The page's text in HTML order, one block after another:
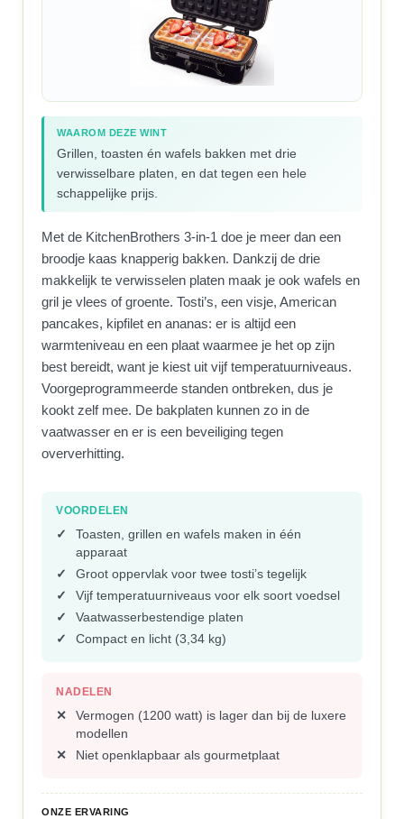
WAAROM DEZE WINT
Grillen, toasten én wafels bakken met drie
verwisselbare platen, en dat tegen een hele
schappelijke prijs.
Met de KitchenBrothers 3-in-1 doe je meer dan een
broodje kaas knapperig bakken. Dankzij de drie
makkelijk te verwisselen platen maak je ook wafels en
gril je vlees of groente. Tosti’s, een visje, American
pancakes, kipfilet en ananas: er is altijd een
warmteniveau en een plaat waarmee je het op zijn
best bereidt, want je kiest uit vijf temperatuurniveaus.
Voorgeprogrammeerde standen ontbreken, dus je
kookt zelf mee. De bakplaten kunnen zo in de
vaatwasser en er is een beveiliging tegen
oververhitting.
VOORDELEN
Toasten, grillen en wafels maken in één
apparaat
Groot oppervlak voor twee tosti’s tegelijk
Vijf temperatuurniveaus voor elk soort voedsel
Vaatwasserbestendige platen
Compact en licht (3,34 kg)
NADELEN
Vermogen (1200 watt) is lager dan bij de luxere
modellen
Niet openklapbaar als gourmetplaat
ONZE ERVARING